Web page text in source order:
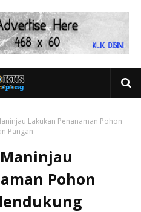
Lakukan Penanaman Pohon
Pangan
Pohon